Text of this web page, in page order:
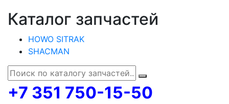
Каталог запчастей
HOWO SITRAK
SHACMAN
+7 351 750-15-50